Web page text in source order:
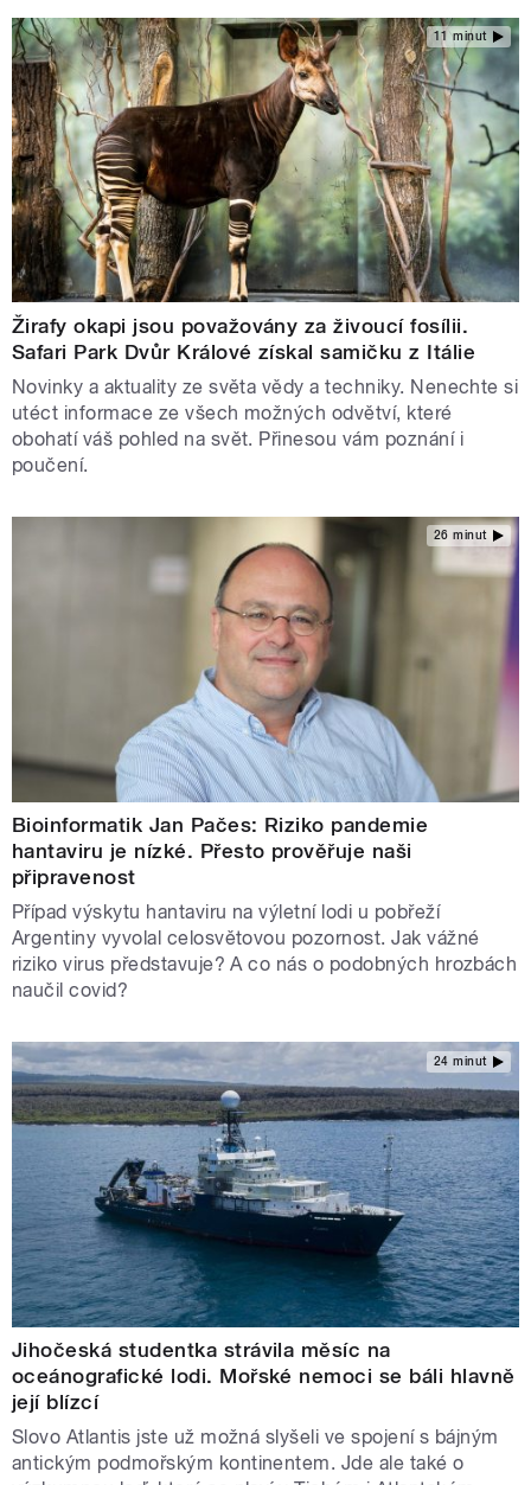
11 minut
Žirafy okapi jsou považovány za živoucí fosílii.
Safari Park Dvůr Králové získal samičku z Itálie
Novinky a aktuality ze světa vědy a techniky. Nenechte si
utéct informace ze všech možných odvětví, které
obohatí váš pohled na svět. Přinesou vám poznání i
poučení.
26 minut
Bioinformatik Jan Pačes: Riziko pandemie
hantaviru je nízké. Přesto prověřuje naši
připravenost
Případ výskytu hantaviru na výletní lodi u pobřeží
Argentiny vyvolal celosvětovou pozornost. Jak vážné
riziko virus představuje? A co nás o podobných hrozbách
naučil covid?
24 minut
Jihočeská studentka strávila měsíc na
oceánografické lodi. Mořské nemoci se báli hlavně
její blízcí
Slovo Atlantis jste už možná slyšeli ve spojení s bájným
antickým podmořským kontinentem. Jde ale také o